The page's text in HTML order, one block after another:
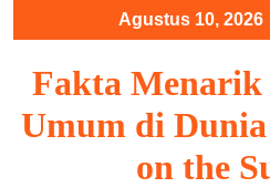
Agustus 10, 2026
Fakta Menarik
Umum di Dunia
on the